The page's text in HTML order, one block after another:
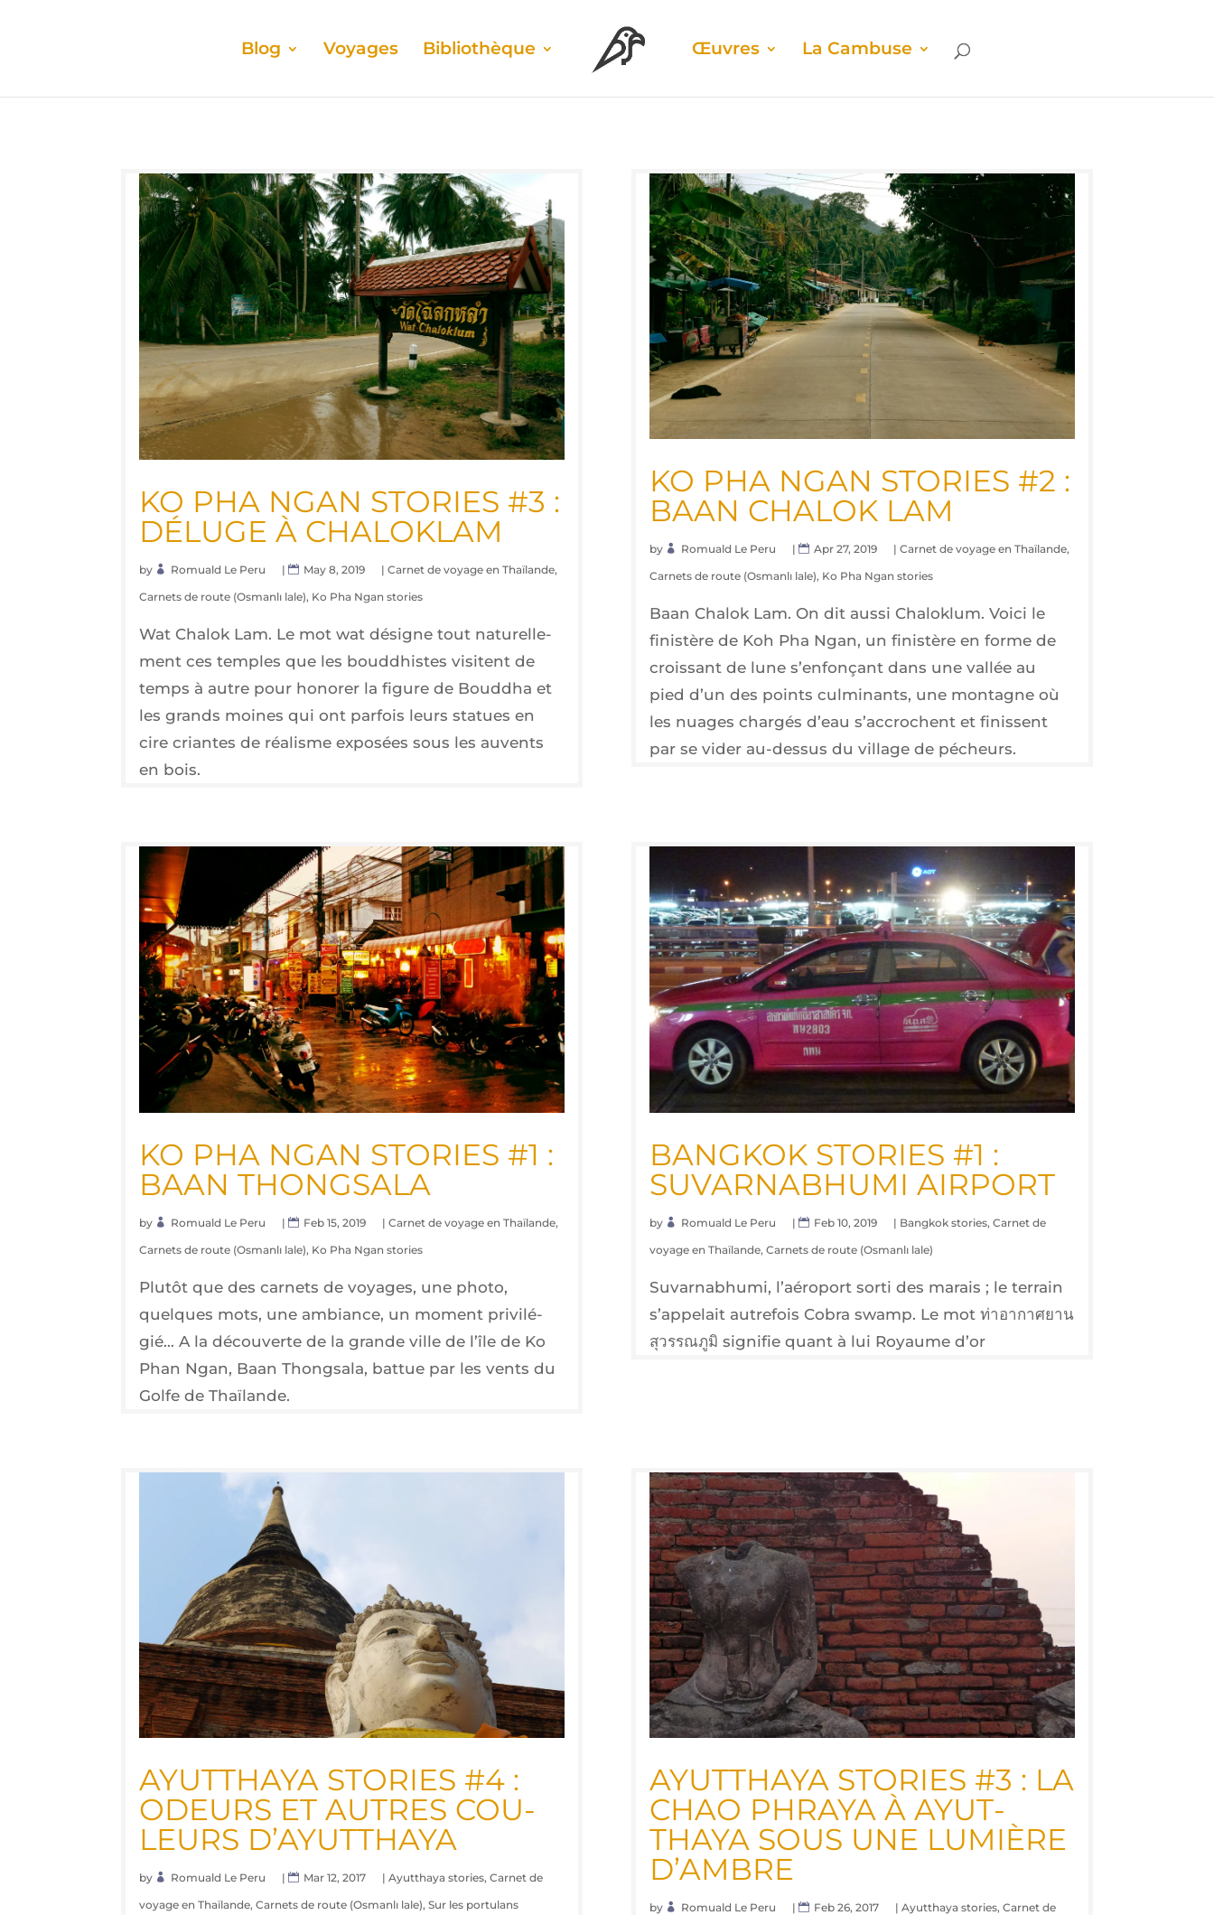
Blog Voyages Biblio­thèque Œuvres La Cam­buse
KO PHA NGAN STO­RIES #3 :
DÉLUGE À CHALOKLAM
by Romuald Le Peru | May 8, 2019 |Carnet de voyage en Thaïlande,
Carnets de route (Osmanlı lale), Ko Pha Ngan stories
Wat Cha­lok Lam. Le mot wat désigne tout natu­rel­le­
ment ces temples que les boud­dhistes visitent de
temps à autre pour hono­rer la figure de Boud­dha et
les grands moines qui ont par­fois leurs sta­tues en
cire criantes de réa­lisme expo­sées sous les auvents
en bois.
KO PHA NGAN STO­RIES #2 :
BAAN CHA­LOK LAM
by Romuald Le Peru | Apr 27, 2019 | Carnet de voyage en Thaïlande,
Carnets de route (Osmanlı lale), Ko Pha Ngan stories
Baan Cha­lok Lam. On dit aus­si Cha­lok­lum. Voi­ci le
finis­tère de Koh Pha Ngan, un finis­tère en forme de
crois­sant de lune s’enfonçant dans une val­lée au
pied d’un des points culmi­nants, une mon­tagne où
les nuages char­gés d’eau s’accrochent et finissent
par se vider au-des­sus du vil­lage de pécheurs.
KO PHA NGAN STO­RIES #1 :
BAAN THONGSALA
by Romuald Le Peru | Feb 15, 2019 |Carnet de voyage en Thaïlande,
Carnets de route (Osmanlı lale), Ko Pha Ngan stories
Plu­tôt que des car­nets de voyages, une pho­to,
quelques mots, une ambiance, un moment pri­vi­lé­
gié… A la décou­verte de la grande ville de l’île de Ko
Phan Ngan, Baan Thong­sa­la, bat­tue par les vents du
Golfe de Thaïlande.
BANG­KOK STO­RIES #1 :
SUVAR­NABHU­MI AIRPORT
by Romuald Le Peru | Feb 10, 2019 | Bangkok stories, Carnet de
voyage en Thaïlande, Carnets de route (Osmanlı lale)
Suvar­nabhu­mi, l’aé­ro­port sor­ti des marais ; le ter­rain
s’ap­pe­lait autre­fois Cobra swamp. Le mot ท่าอากาศยาน
สุวรรณภูมิ signi­fie quant à lui Royaume d’or
AYUT­THAYA STO­RIES #4 :
ODEURS ET AUTRES COU­
LEURS D’AYUTTHAYA
by Romuald Le Peru | Mar 12, 2017 |Ayutthaya stories,Carnet de
voyage en Thaïlande,Carnets de route (Osmanlı lale),Sur les portulans
AYUT­THAYA STO­RIES #3 : LA
CHAO PHRAYA À AYUT­
THAYA SOUS UNE LUMIÈRE
D’AMBRE
by Romuald Le Peru | Feb 26, 2017 | Ayutthaya stories, Carnet de